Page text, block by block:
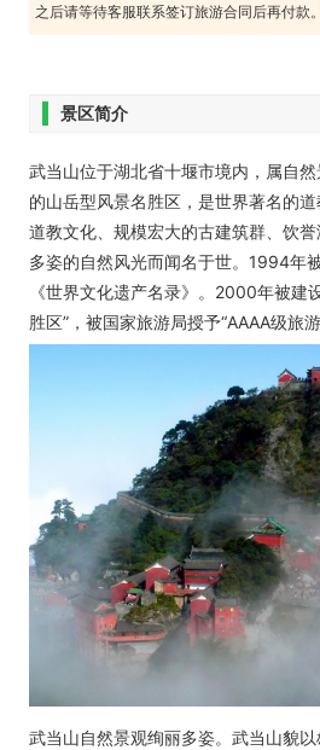
之后请等待客服联系签订旅游合同后再付款。
景区简介
武当山位于湖北省十堰市境内，属自
的山岳型风景名胜区，是世界著名的
道教文化、规模宏大的古建筑群、饮
多姿的自然风光而闻名于世。1994年
《世界文化遗产名录》。2000年被建
胜区”，被国家旅游局授予“AAAA级旅游
武当山自然景观绚丽多姿。武当山貌以